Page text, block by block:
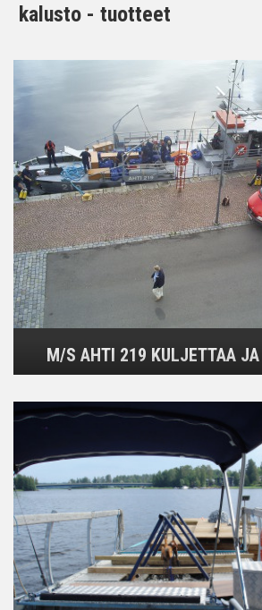
kalusto - tuotteet
M/S AHTI 219 KULJETTAA JA